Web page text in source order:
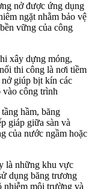
nở được ứng dụng
ngặt nhằm bảo vệ
vững của công
xây dựng móng,
thi công là nơi tiềm
giúp bịt kín các
vào công trình
hầm, băng
giáp giữa sàn và
của nước ngầm hoặc
là những khu vực
dụng băng trương
nhiễm môi trường và